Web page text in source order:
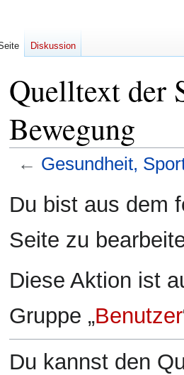
Quelltext der
Bewegung
← Gesundheit,
Navigation
Suche
Du bist aus dem
Seite zu
Diese Aktion ist
Gruppe „Benutzer
Du kannst den
Diskussion